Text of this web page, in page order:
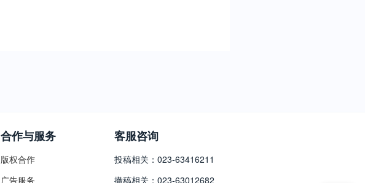
合作与服务
版权合作
广告服务
客服咨询
投稿相关：023-63416211
撤稿相关：023-63012682